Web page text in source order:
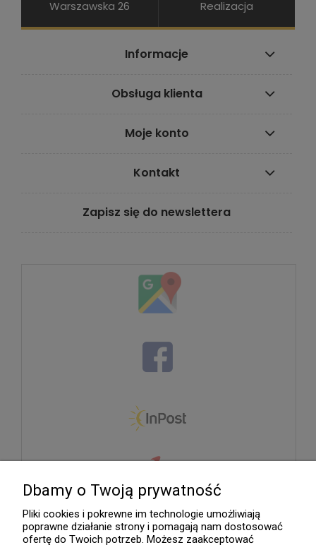
Warszawska 26
Realizacja
Informacje
Obsługa klienta
Moje konto
Kontakt
Zapisz się do newslettera
Dbamy o Twoją prywatność
Pliki cookies i pokrewne im technologie umożliwiają
poprawne działanie strony i pomagają nam dostosować
ofertę do Twoich potrzeb. Możesz zaakceptować